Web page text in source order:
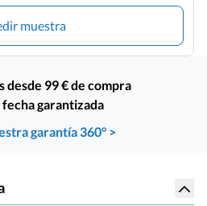
muestra
desde 99 € de compra
garantizada
garantía 360° >